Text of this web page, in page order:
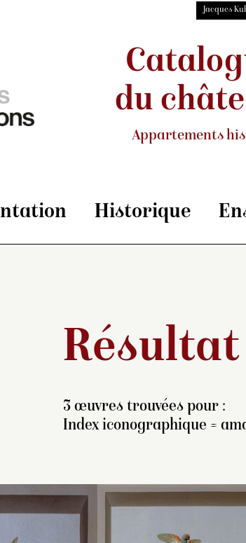
Jacques
du
Appartements
Historique
3 œuvres trouvées pour :
Index iconographique =